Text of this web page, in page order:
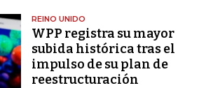
REINO UNIDO
WPP registra su mayor
subida histórica tras el
impulso de su plan de
reestructuración